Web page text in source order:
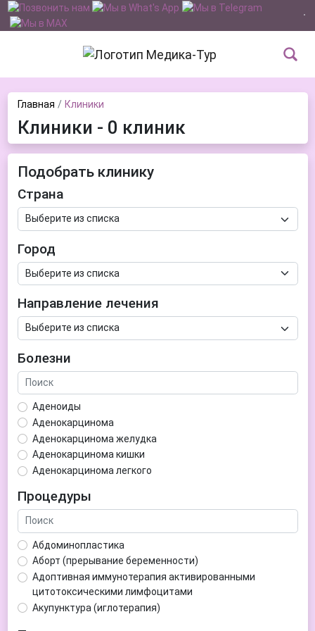
Главная Клиники
Клиники - 0 клиник
Подобрать клинику
Страна
Город
Направление лечения
Болезни
Аденоиды
Аденокарцинома
Аденокарцинома желудка
Аденокарцинома кишки
Аденокарцинома легкого
Аденома гипофиза
Аденома простаты
Аденома щитовидной железы
Аденомиоз
Адентия
Азооспермия
Акне (угри)
Алкоголизм
Процедуры
Абдоминопластика
Аборт (прерывание беременности)
Адоптивная иммунотерапия активированными
цитотоксическими лимфоцитами
Акупунктура (иглотерапия)